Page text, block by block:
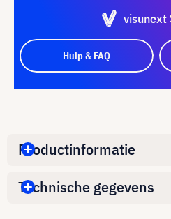
visunext
Hulp & FAQ
Productinformatie
Technische gegevens